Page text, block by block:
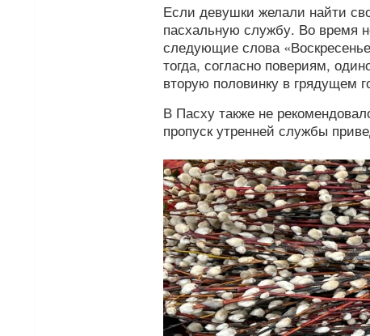
Если девушки желали найти
пасхальную службу. Во время
следующие слова
тогда, согласно повериям,
вторую половинку в грядущем
В Пасху также не
пропуск утренней службы